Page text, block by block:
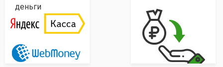
деньги